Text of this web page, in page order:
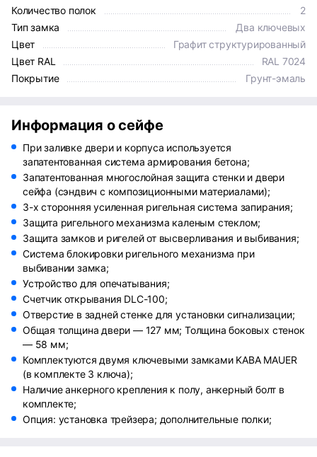
Количество полок
2
Тип замка
Два ключевых
Цвет
Графит структурированный
Цвет RAL
RAL 7024
Покрытие
Грунт-эмаль
Информация о сейфе
При заливке двери и корпуса используется
запатентованная система армирования бетона;
Запатентованная многослойная защита стенки и двери
сейфа (сэндвич с композиционными материалами);
3-х сторонняя усиленная ригельная система запирания;
Защита ригельного механизма каленым стеклом;
Защита замков и ригелей от высверливания и выбивания;
Система блокировки ригельного механизма при
выбивании замка;
Устройство для опечатывания;
Счетчик открывания DLC-100;
Отверстие в задней стенке для установки сигнализации;
Общая толщина двери — 127 мм; Толщина боковых стенок
— 58 мм;
Комплектуются двумя ключевыми замками KABA MAUER
(в комплекте 3 ключа);
Наличие анкерного крепления к полу, анкерный болт в
комплекте;
Опция: установка трейзера; дополнительные полки;